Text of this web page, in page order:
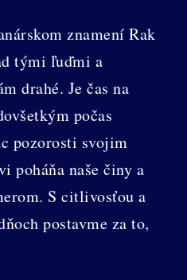
znamení Rak
tými ľuďmi a
drahé. Je čas na
počas
pozorosti svojim
poháňa naše činy a
S citlivosťou a
postavme za to,